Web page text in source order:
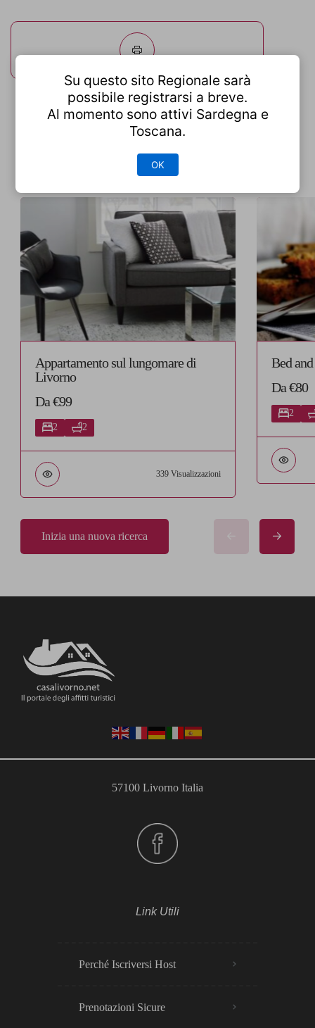
Segnala abuso
Ti potrebbe interessare anche...
Appartamento sul lungomare di
Livorno
Da €99
2 2
339 Visualizzazioni
Bed
Da €80
2
Inizia una nuova ricerca
57100 Livorno Italia
Link Utili
Perché Iscriversi Host
Prenotazioni Sicure
Su questo sito Regionale sarà
possibile registrarsi a breve.
Al momento sono attivi Sardegna e
Toscana.
OK